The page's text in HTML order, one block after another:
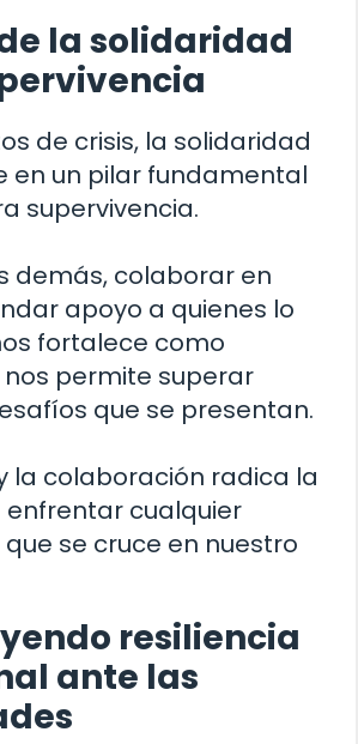
la solidaridad
de crisis, la solidaridad
en un pilar fundamental
supervivencia.
demás, colaborar en
apoyo a quienes lo
fortalece como
nos permite superar
que se presentan.
la colaboración radica la
enfrentar cualquier
se cruce en nuestro
resiliencia
ante las